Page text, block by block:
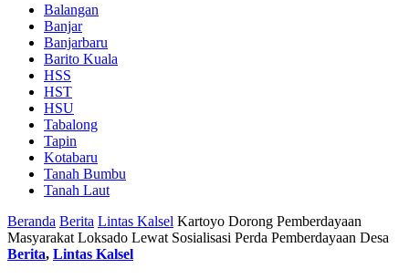
Balangan
Banjar
Banjarbaru
Barito Kuala
HSS
HST
HSU
Tabalong
Tapin
Kotabaru
Tanah Bumbu
Tanah Laut
Beranda Berita Lintas Kalsel Kartoyo Dorong Pemberdayaan
Masyarakat Loksado Lewat Sosialisasi Perda Pemberdayaan Desa
Berita, Lintas Kalsel